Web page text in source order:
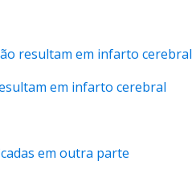
resultam em infarto cerebral
em infarto cerebral
em outra parte